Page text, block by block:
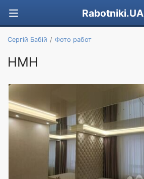
Rabotniki.UA
Сергій Бабій Фото работ
HMH